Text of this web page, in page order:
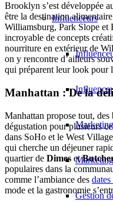
Influenceurs
Gestion
Brooklyn s’est développée
être la destination
Williamsburg, Park Slope et
incroyable de concepts
nourriture en extérieur de
on y rencontre d’ailleurs
qui préparent leur look pour
Manhattan : De la
Manhattan propose tout,
dégustation pour plusieurs
dans SoHo et le West
qui cherche un déjeuner
quartier de Dimes et
populaires dans la
comme l’ambiance des
mode et la gastronomie